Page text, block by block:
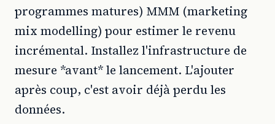
programmes matures) MMM (marketing
mix modelling) pour estimer le revenu
incrémental. Installez l'infrastructure de
mesure *avant* le lancement. L'ajouter
après coup, c'est avoir déjà perdu les
données.